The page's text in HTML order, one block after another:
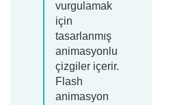
vurgulamak
için
tasarlanmış
animasyonlu
çizgiler içerir.
Flash
animasyon